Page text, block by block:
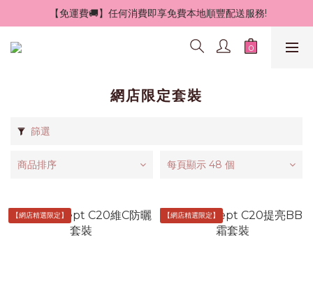
【免運費🚚】任何消費即享免費本地順豐配送服務!
網店限定套裝
篩選
商品排序 每頁顯示 48 個
【網店精選限定】 【網店精選限定】